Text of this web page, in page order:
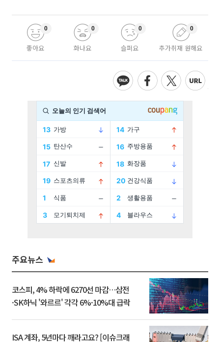
좋아요
0
화나요
0
슬퍼요
0
추가취재 원해요
0
주요뉴스
코스피, 4% 하락에 6270선 마감…삼전
·SK하닉 '와르르' 각각 6%·10%대 급락
ISA 계좌, 5년마다 깨라고요? [이슈크래